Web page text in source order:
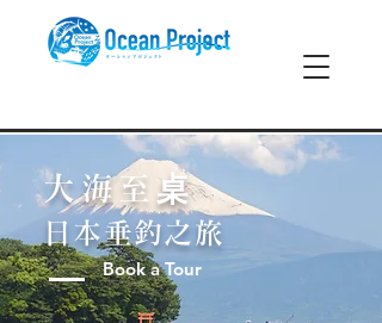
大海 至 桌
日本垂釣之旅
Book a Tour